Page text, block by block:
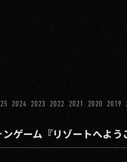
2024 2023 2022 2021 2020 2019
ゲーム『リゾートへよ